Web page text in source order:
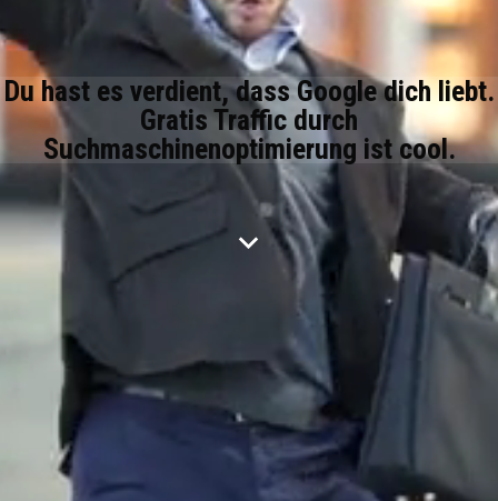
Du hast es verdient, dass Google dich liebt.
Gratis Traffic durch
Suchmaschinenoptimierung ist cool.